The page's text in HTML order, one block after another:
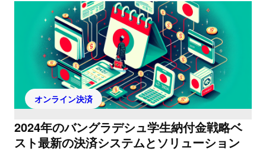
オンライン決済
2024年のバングラデシュ学生納付金戦略ベ
スト最新の決済システムとソリューション